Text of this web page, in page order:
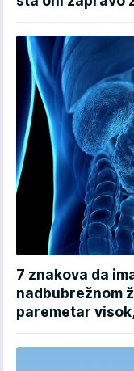
7 znakova da
nadbubrežnom
paremetar